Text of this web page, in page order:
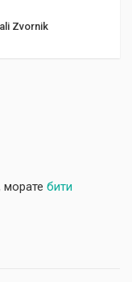
Zvornik
морате бити